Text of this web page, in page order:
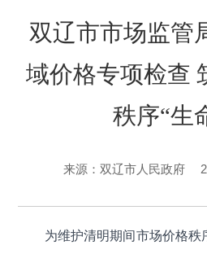
双辽市市场监管
域价格专项检查
秩序“生
来源：双辽市人民政府
为维护清明期间市场价格秩